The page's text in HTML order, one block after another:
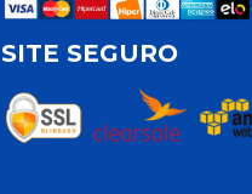
SITE SEGURO